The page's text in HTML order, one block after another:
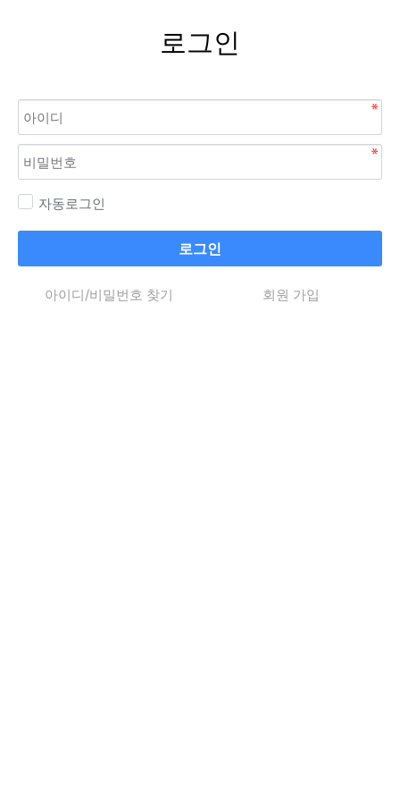
로그인
자동로그인
로그인
아이디/비밀번호 찾기 회원 가입